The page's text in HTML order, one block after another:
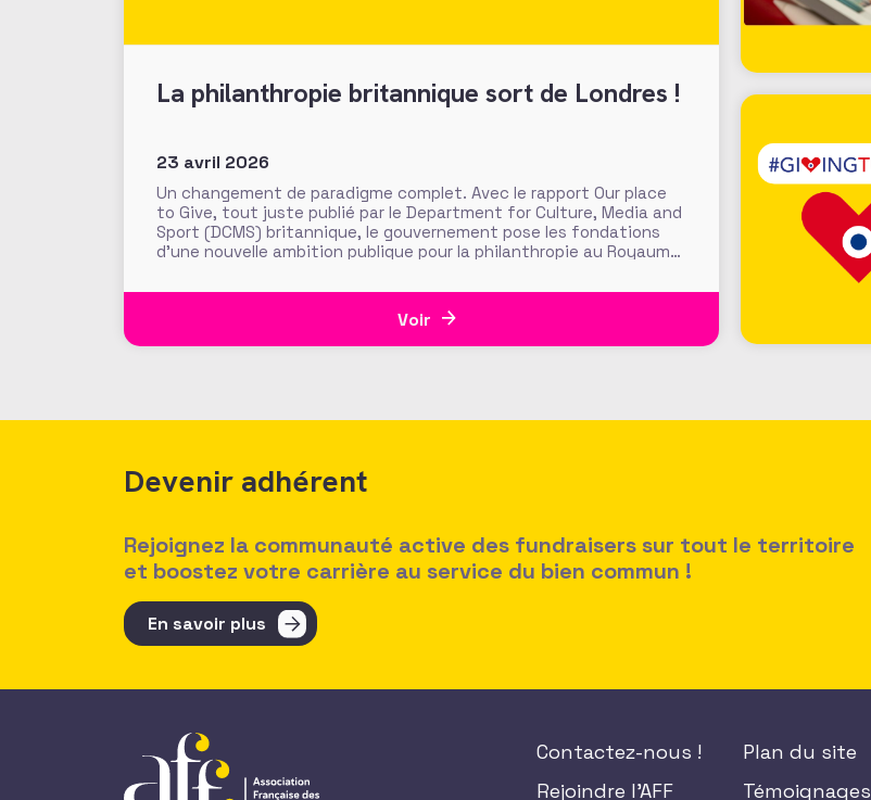
La philanthropie britannique sort de Londres !
23 avril 2026
Un changement de paradigme complet. Avec le rapport Our place
to Give, tout juste publié par le Department for Culture, Media and
Sport (DCMS) britannique, le gouvernement pose les fondations
d’une nouvelle ambition publique pour la philanthropie au Royaume-
les flux généreux
Voir
Devenir adhérent
Rejoignez la communauté active des fundraisers sur tout le territoire
et boostez votre carrière au service du bien commun !
En savoir plus
Contactez-nous !
Rejoindre l'AFF
Plan du site
Témoignages